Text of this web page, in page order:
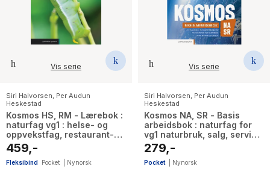
Vis serie
Siri Halvorsen, Per Audun
Heskestad
Kosmos HS, RM - Lærebok :
naturfag vg1 : helse- og
oppvekstfag, restaurant-
og matfag
459,-
Fleksibind Pocket Nynorsk
Vis serie
Siri Halvorsen, Per Audun
Heskestad
Kosmos NA, SR - Basis
arbeidsbok : naturfag for
vg1 naturbruk, salg, service
og reiseliv
279,-
Pocket Nynorsk